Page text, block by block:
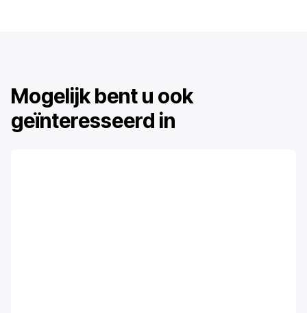
Mogelijk bent u ook
geïnteresseerd in